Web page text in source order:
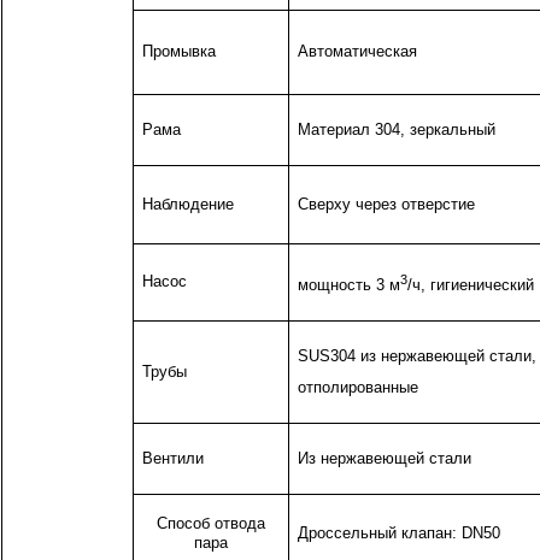
Промывка Автоматическая
Рама Материал 304, зеркальный
Наблюдение Сверху через отверстие
Насос мощность 3 м3/ч, гигиенический
Трубы
SUS304 из нержавеющей стали,
отполированные
Вентили Из нержавеющей стали
Способ отвода
пара
Дроссельный клапан: DN50